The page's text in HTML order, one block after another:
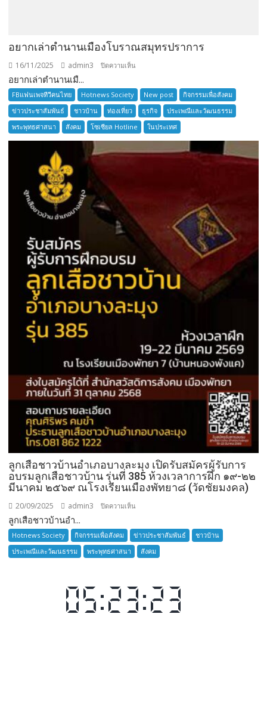
อยากเล่าตำนานเมืองโบราณสมุทรปราการ
16/11/2025 admin3 ปิดความเห็น
เล่า
ตำนาน
เมือง
โบราณ
สมุทรปราการ
อยากเล่าตำนานเมื...
FBแฟนเพจทีวีคนไทย Hotnews Society New post
กิจกรรมเพื่อสังคม
ข่าวประชาสัมพันธ์
ชาวบ้าน ท่องเที่ยว ธุรกิจ
ประเพณีและวัฒนธรรม
พระพุทธศาสนา
สังคม โซเซียล Hotline ในประเทศ
ลูกเสือชาวบ้านอำเภอบางละมุง เปิดรับสมัครผู้รับการ
อบรมลูกเสือชาวบ้าน รุ่นที่ 385 ห้วงเวลาการฝึก ๑๙-๒๒
มีนาคม ๒๕๖๙ ณโรงเรียนเมืองพัทยา๘ (วัดชัยมงคล)
20/09/2025 admin3 ปิดความเห็น
เสือ
ชาว
บ้าน
เปิด
รับ
ลูกเสือชาวบ้านอำ...
Hotnews Society กิจกรรมเพื่อสังคม ข่าวประชาสัมพันธ์
ชาวบ้าน
ประเพณีและวัฒนธรรม
พระพุทธศาสนา สังคม